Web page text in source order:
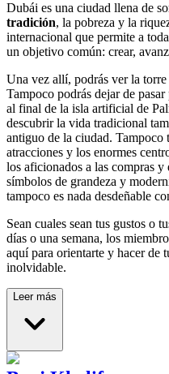
Dubái es una ciudad llena de
tradición, la pobreza y la
internacional que permite a
un objetivo común: crear,
Una vez allí, podrás ver la
Tampoco podrás dejar de
al final de la isla artificial de
descubrir la vida tradicional
antiguo de la ciudad. Tampoco
atracciones y los enormes
los aficionados a las compras
símbolos de grandeza y
tampoco es nada desdeñable
Sean cuales sean tus gustos o
días o una semana, los
aquí para orientarte y hacer de
inolvidable.
Leer más